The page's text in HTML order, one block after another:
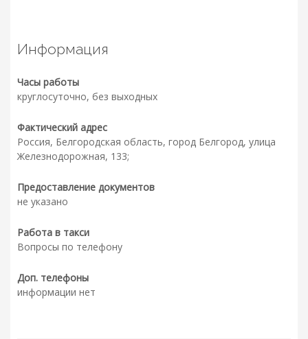
Информация
Часы работы
круглосуточно, без выходных
Фактический адрес
Россия, Белгородская область, город Белгород, улица
Железнодорожная, 133;
Предоставление документов
не указано
Работа в такси
Вопросы по телефону
Доп. телефоны
информации нет